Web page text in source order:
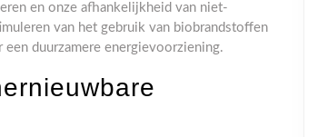
en onze afhankelijkheid van niet-
van het gebruik van biobrandstoffen
duurzamere energievoorziening.